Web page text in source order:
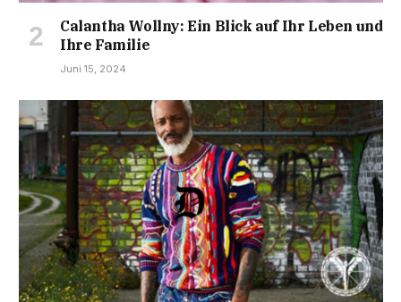
Calantha Wollny: Ein Blick auf Ihr Leben und
Ihre Familie
Juni 15, 2024